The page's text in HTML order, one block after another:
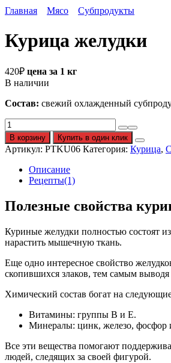
Главная Мясо Субпродукты
Курица желудки
420₽ цена за 1 кг
В наличии
Состав: свежий охлажденный
Количество
Курица
желудки
В корзину Купить в один клик
Артикул: PTKU06 Категория: Курица,
Описание
Рецепты(1)
Полезные свойства
Куриные желудки полностью состоят
нарастить мышечную ткань.
Еще одно интересное свойство
скопившихся злаков, тем самым
Химический состав богат на
Витамины: группы В и Е.
Минералы: цинк, железо, фосфор
Все эти вещества помогают
людей, следящих за своей фигурой.